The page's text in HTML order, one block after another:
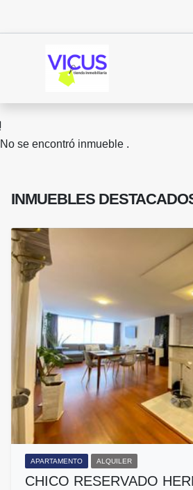
No se encontró inmueble .
INMUEBLES
APARTAMENTO ALQUILER
CHICO RESERVADO